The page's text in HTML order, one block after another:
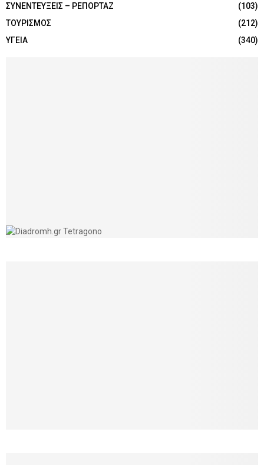
ΣΥΝΕΝΤΕΥΞΕΙΣ – ΡΕΠΟΡΤΑΖ
(103)
ΤΟΥΡΙΣΜΟΣ
(212)
ΥΓΕΙΑ
(340)